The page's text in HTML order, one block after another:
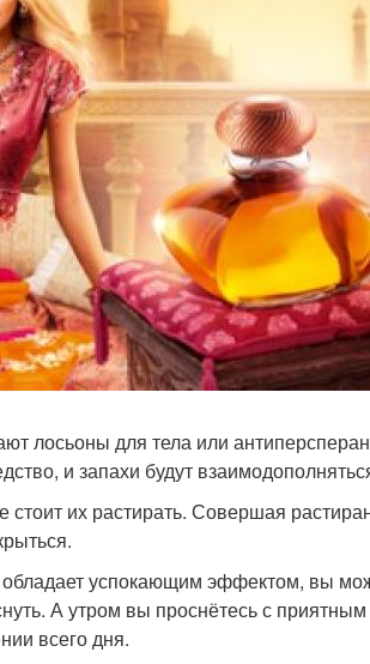
лосьоны для тела или
и запахи будут
стоит их растирать. Совершая
успокающим эффектом, вы
А утром вы проснётесь с
всего дня.